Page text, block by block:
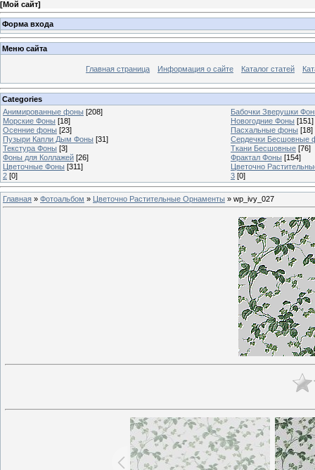
[Мой сайт]
Форма входа
Меню сайта
Главная страница Информация о сайте Каталог статей
Categories
Анимированные фоны [208]
Бабочки Зверушки
Морские Фоны [18] Новогодние Фоны [151]
Осенние фоны [23] Пасхальные фоны [18]
Пузыри Капли Дым Фоны [31]
Сердечки Бесшовные
Текстура Фоны [3] Ткани Бесшовные [76]
Фоны для Коллажей [26] Фрактал Фоны [154]
Цветочные Фоны [311]
Цветочно
2 [0] 3 [0]
Главная » Фотоальбом » Цветочно Растительные Орнаменты » wp_ivy_027